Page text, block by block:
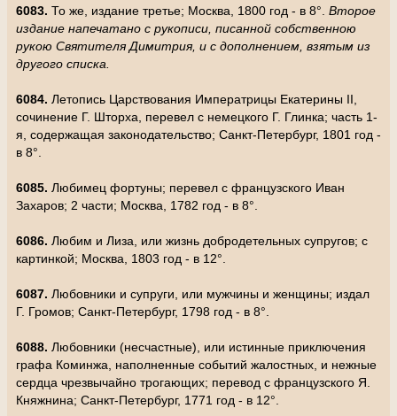
6083. То же, издание третье; Москва, 1800 год - в 8°. Второе
издание напечатано с рукописи, писанной собственною
рукою Святителя Димитрия, и с дополнением, взятым из
другого списка.
6084. Летопись Царствования Императрицы Екатерины II,
сочинение Г. Шторха, перевел с немецкого Г. Глинка; часть 1-
я, содержащая законодательство; Санкт-Петербург, 1801 год -
в 8°.
6085. Любимец фортуны; перевел с французского Иван
Захаров; 2 части; Москва, 1782 год - в 8°.
6086. Любим и Лиза, или жизнь добродетельных супругов; с
картинкой; Москва, 1803 год - в 12°.
6087. Любовники и супруги, или мужчины и женщины; издал
Г. Громов; Санкт-Петербург, 1798 год - в 8°.
6088. Любовники (несчастные), или истинные приключения
графа Коминжа, наполненные событий жалостных, и нежные
сердца чрезвычайно трогающих; перевод с французского Я.
Княжнина; Санкт-Петербург, 1771 год - в 12°.